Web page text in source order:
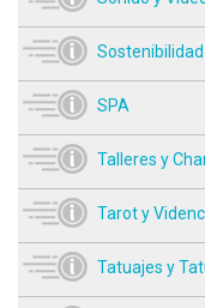
Sostenibilidad
SPA
Talleres y
Tarot y
Tatuajes y